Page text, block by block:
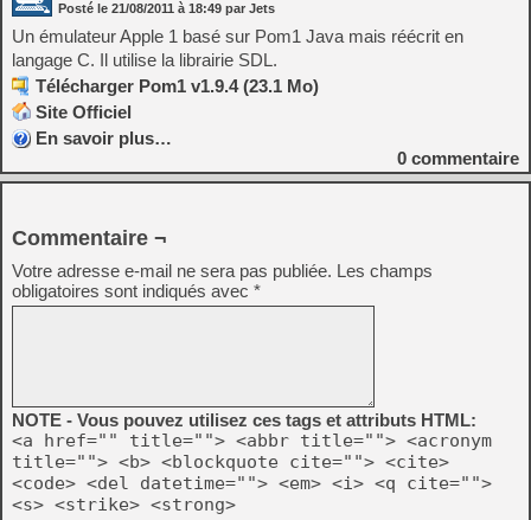
Posté le 21/08/2011 à 18:49 par Jets
Un émulateur Apple 1 basé sur Pom1 Java mais réécrit en
langage C. Il utilise la librairie SDL.
Télécharger Pom1 v1.9.4 (23.1 Mo)
Site Officiel
En savoir plus…
0 commentaire
Commentaire ¬
Votre adresse e-mail ne sera pas publiée. Les champs
obligatoires sont indiqués avec *
NOTE - Vous pouvez utilisez ces tags et attributs HTML:
<a href="" title=""> <abbr title=""> <acronym
title=""> <b> <blockquote cite=""> <cite>
<code> <del datetime=""> <em> <i> <q cite="">
<s> <strike> <strong>